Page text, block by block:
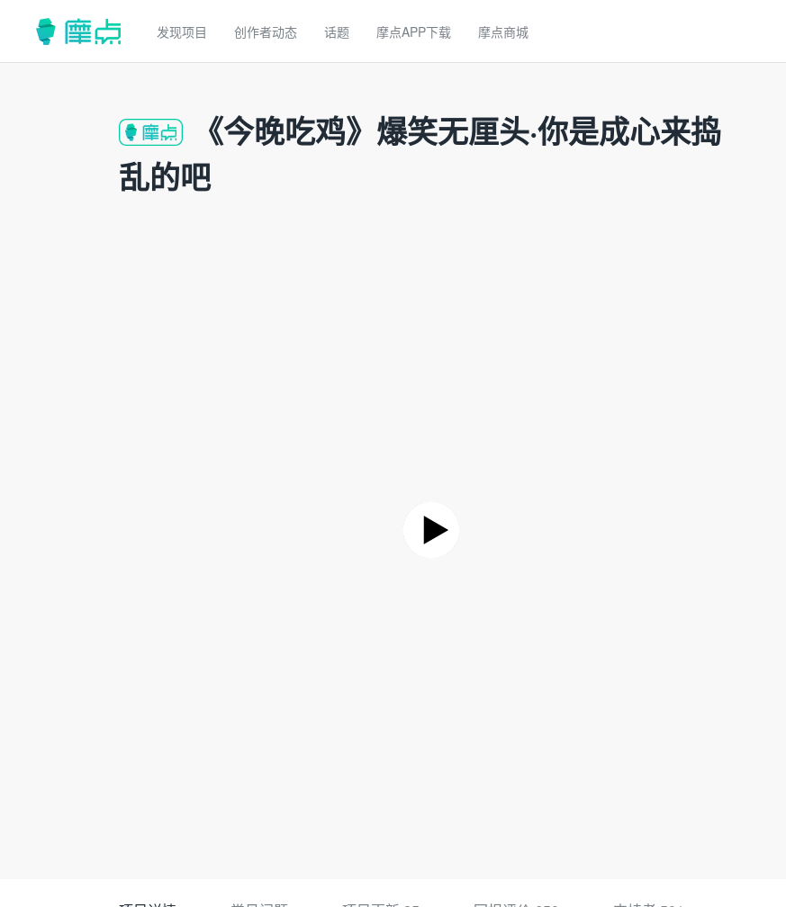
发现项目 创作者动态 话题 摩点APP下载 摩点商城
《今晚吃鸡》爆笑无厘头·你是成心来捣
乱的吧